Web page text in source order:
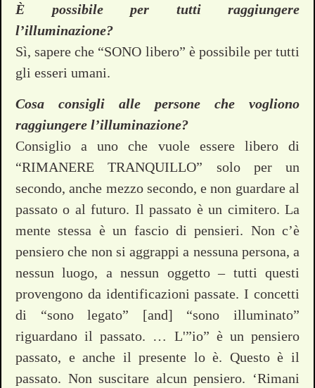
È possibile per tutti raggiungere
l’illuminazione?
Sì, sapere che “SONO libero” è possibile per tutti
gli esseri umani.
Cosa consigli alle persone che vogliono
raggiungere l’illuminazione?
Consiglio a uno che vuole essere libero di
“RIMANERE TRANQUILLO” solo per un
secondo, anche mezzo secondo, e non guardare al
passato o al futuro. Il passato è un cimitero. La
mente stessa è un fascio di pensieri. Non c’è
pensiero che non si aggrappi a nessuna persona, a
nessun luogo, a nessun oggetto – tutti questi
provengono da identificazioni passate. I concetti
di “sono legato” [and] “sono illuminato”
riguardano il passato. … L'”io” è un pensiero
passato, e anche il presente lo è. Questo è il
passato. Non suscitare alcun pensiero. ‘Rimani